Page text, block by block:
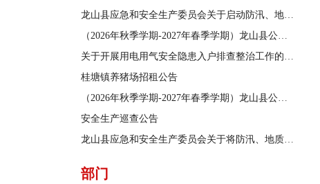
龙山县应急和安全生产委员会关于启动防汛、地质灾害、自然灾害救助三级应急响应的通知
（2026年秋季学期-2027年春季学期）龙山县公办学校学生食堂食材采购供应商遴选结果公告
关于开展用电用气安全隐患入户排查整治工作的通告
桂塘镇养猪场招租公告
（2026年秋季学期-2027年春季学期）龙山县公办学校学生食堂食材采购供应商遴选项目遴选公告
安全生产巡查公告
龙山县应急和安全生产委员会关于将防汛、地质灾害、自然灾害救助应急响应提升为三级的通知
部门